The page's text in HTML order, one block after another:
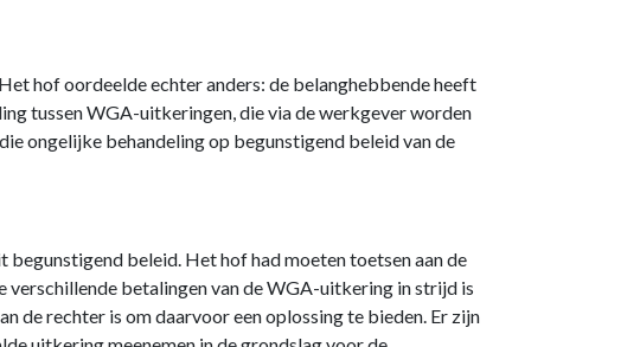
hof oordeelde echter anders: de belanghebbende heeft
tussen WGA-uitkeringen, die via de werkgever worden
ongelijke behandeling op begunstigend beleid van de
beleid. Het hof had moeten toetsen aan de
betalingen van de WGA-uitkering in strijd is
de rechter is om daarvoor een oplossing te bieden. Er zijn